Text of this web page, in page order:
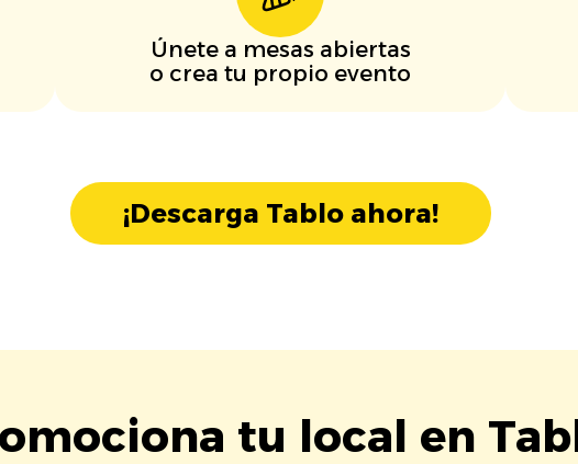
Únete a mesas abiertas
o crea tu propio evento
¡Descarga Tablo ahora!
tu local en